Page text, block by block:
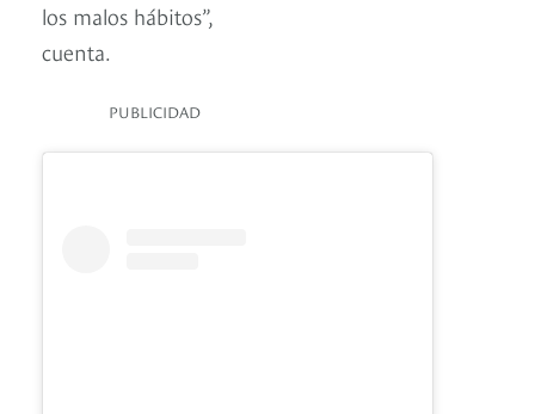
los malos hábitos”,
cuenta.
PUBLICIDAD